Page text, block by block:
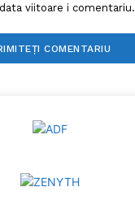
viitoare i comentariu.